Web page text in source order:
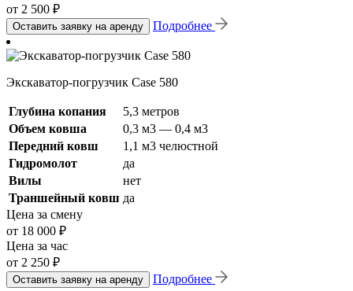
от 2 500 ₽
Оставить заявку на аренду Подробнее
Экскаватор-погрузчик Case 580
Глубина копания
5,3 метров
Объем ковша
0,3 м3 — 0,4 м3
Передний ковш
1,1 м3 челюстной
Гидромолот
да
Вилы
нет
Траншейный ковш да
Цена за смену
от 18 000 ₽
Цена за час
от 2 250 ₽
Оставить заявку на аренду Подробнее